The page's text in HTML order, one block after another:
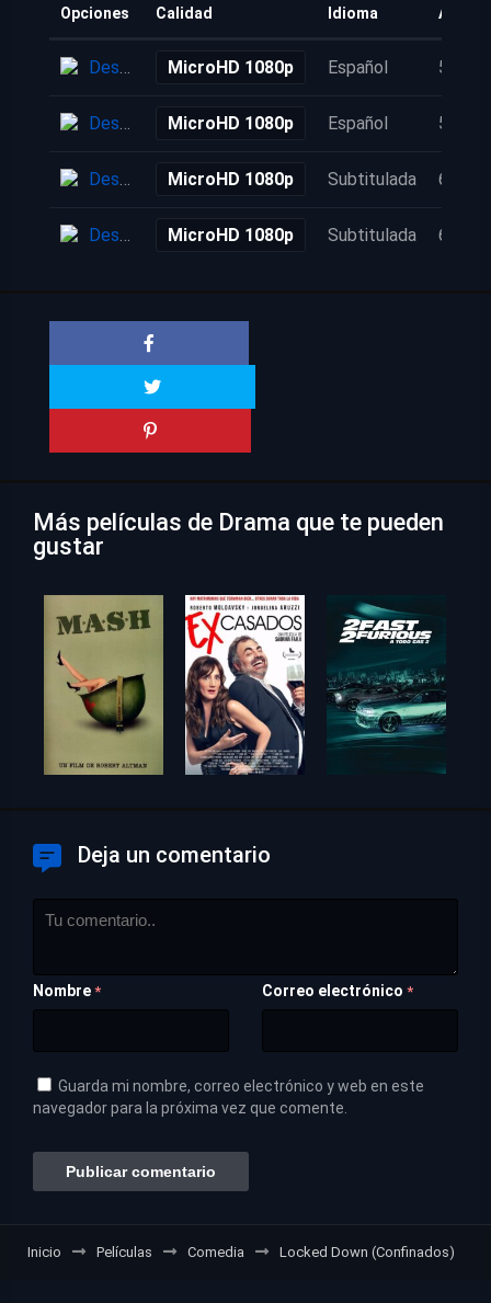
Opciones Calidad Idioma
Descarga MicroHD 1080p Español 5 años
Descarga MicroHD 1080p Español 5 años
Descarga MicroHD 1080p Subtitulada 6 años
Descarga MicroHD 1080p Subtitulada 6 años
Más películas de Drama que te pueden
gustar
Deja un comentario
Nombre * Correo electrónico *
Guarda mi nombre, correo electrónico y web en este
navegador para la próxima vez que comente.
Inicio Películas Comedia Locked Down (Confinados)